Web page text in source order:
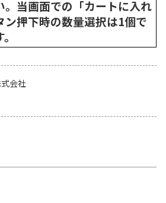
。当画面での「カートに入れ
ン押下時の数量選択は1個で
会社